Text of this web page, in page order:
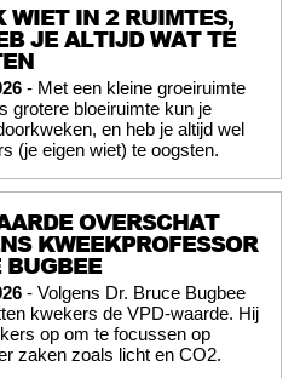
WIET IN 2 RUIMTES,
JE ALTIJD WAT TE
- Met een kleine groeiruimte
grotere bloeiruimte kun je
en heb je altijd wel
(je eigen wiet) te oogsten.
OVERSCHAT
KWEEKPROFESSOR
BUGBEE
- Volgens Dr. Bruce Bugbee
kwekers de VPD-waarde. Hij
op om te focussen op
zaken zoals licht en CO2.